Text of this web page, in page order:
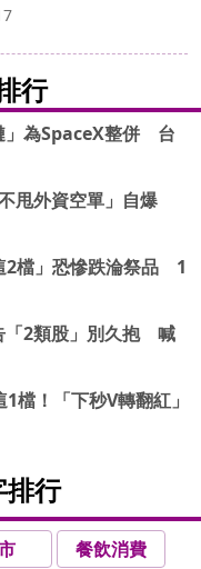
行
」為SpaceX整併 台
甩外資空單」自爆
2檔」恐慘跌淪祭品 1
「2類股」別久抱 喊
檔！「下秒V轉翻紅」
排行
餐飲消費